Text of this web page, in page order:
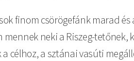
finom csörögefánk marad és
neki a Riszeg-
célhoz, a sztánai vasúti